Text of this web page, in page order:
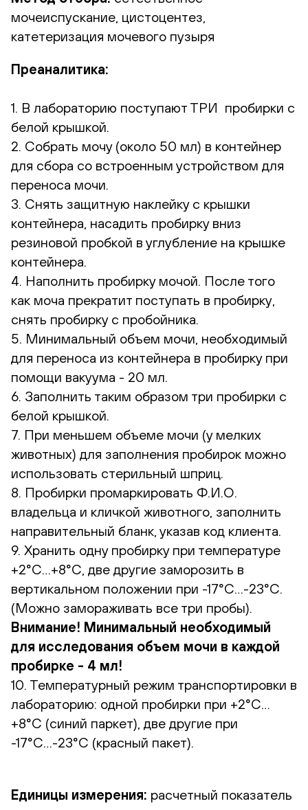
мочеиспускание, цистоцентез,
катетеризация мочевого пузыря
Преаналитика:
1. В лабораторию поступают ТРИ пробирки с
белой крышкой.
2. Собрать мочу (около 50 мл) в контейнер
для сбора со встроенным устройством для
переноса мочи.
3. Снять защитную наклейку с крышки
контейнера, насадить пробирку вниз
резиновой пробкой в углубление на крышке
контейнера.
4. Наполнить пробирку мочой. После того
как моча прекратит поступать в пробирку,
снять пробирку с пробойника.
5. Минимальный объем мочи, необходимый
для переноса из контейнера в пробирку при
помощи вакуума - 20 мл.
6. Заполнить таким образом три пробирки с
белой крышкой.
7. При меньшем объеме мочи (у мелких
животных) для заполнения пробирок можно
использовать стерильный шприц.
8. Пробирки промаркировать Ф.И.О.
владельца и кличкой животного, заполнить
направительный бланк, указав код клиента.
9. Хранить одну пробирку при температуре
+2°С…+8°С, две другие заморозить в
вертикальном положении при -17°С…-23°С.
(Можно замораживать все три пробы).
Внимание! Минимальный необходимый
для исследования объем мочи в каждой
пробирке - 4 мл!
10. Температурный режим транспортировки в
лабораторию: одной пробирки при +2°С…
+8°С (синий паркет), две другие при
-17°С…-23°С (красный пакет).
Единицы измерения: расчетный показатель